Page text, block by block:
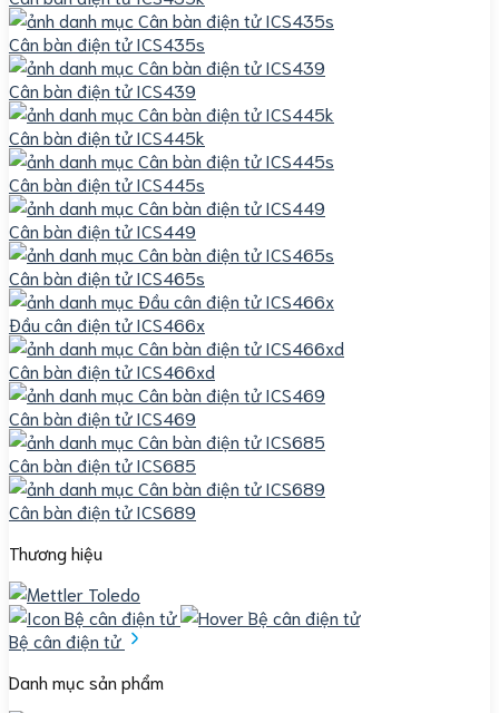
Cân bàn điện tử ICS435s
Cân bàn điện tử ICS439
Cân bàn điện tử ICS445k
Cân bàn điện tử ICS445s
Cân bàn điện tử ICS449
Cân bàn điện tử ICS465s
Đầu cân điện tử ICS466x
Cân bàn điện tử ICS466xd
Cân bàn điện tử ICS469
Cân bàn điện tử ICS685
Cân bàn điện tử ICS689
Thương hiệu
Bệ cân điện tử
Danh mục sản phẩm